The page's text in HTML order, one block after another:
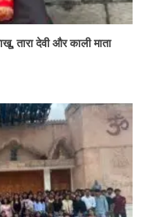
तारा देवी और काली माता